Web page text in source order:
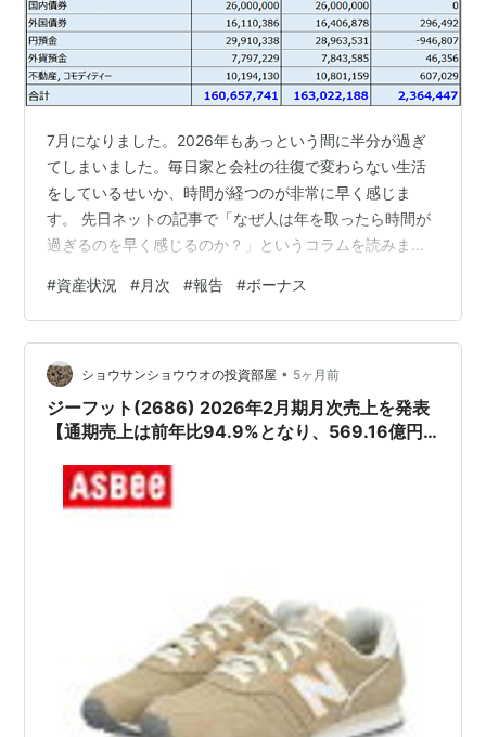
7月になりました。2026年もあっという間に半分が過ぎ
てしまいました。毎日家と会社の往復で変わらない生活
をしているせいか、時間が経つのが非常に早く感じま
す。 先日ネットの記事で「なぜ人は年を取ったら時間が
過ぎるのを早く感じるのか？」というコラムを読みまし
すが、「年を取ると新しい事を経験しなくなるから。」
とそのコラムに書かれていました。 初めて見るもの、新
しい体験すると、今までとは違う"非日常"を感じる事が
出来、更に強く記憶に留まる事になります。 毎日のルー
チンワークは直ぐに忘れてしまいますので、記憶に留ま
るような体験を沢山すれば、時間も長くの…
#資産状況 #月次 #報告 #ボーナス
ショウサンショウウオの投資部屋 • 5ヶ月前
ジーフット(2686) 2026年2月期月次売上を発表
【通期売上は前年比94.9%となり、569.16億円